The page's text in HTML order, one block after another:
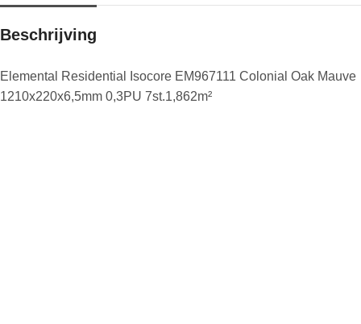
Beschrijving
Elemental Residential Isocore EM967111 Colonial Oak Mauve
1210x220x6,5mm 0,3PU 7st.1,862m²